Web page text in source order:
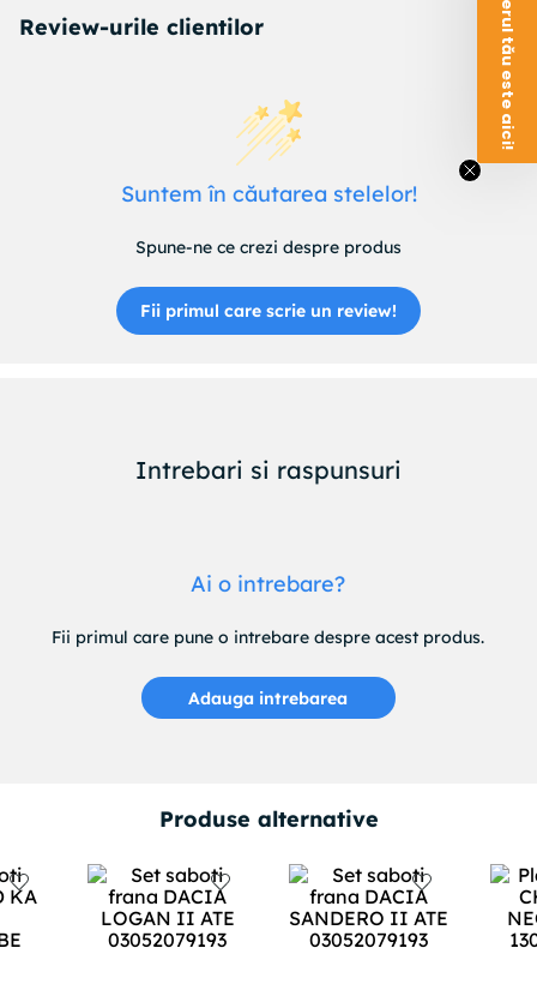
Review-urile clientilor
Suntem în căutarea stelelor!
Spune-ne ce crezi despre produs
Fii primul care scrie un review!
Intrebari si raspunsuri
Ai o intrebare?
Fii primul care pune o intrebare despre acest produs.
Adauga intrebarea
Produse alternative
Voucherul tău este aici!